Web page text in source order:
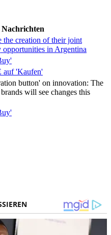
the creation of their joint
in Argentina
'Kaufen'
button' on innovation: The
will see changes this